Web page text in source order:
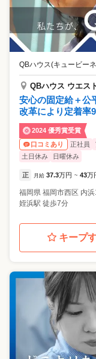
QBハウス(キュービー
QBハウス ウエス
安心の固定給＋公
改革により定着率
2024 優秀賞受賞
口コミあり
正社員
土日休み
日曜休み
正 月給 37.3万円 ~ 43万
福岡県 福岡市西区 内
姪浜駅 徒歩7分
キープ